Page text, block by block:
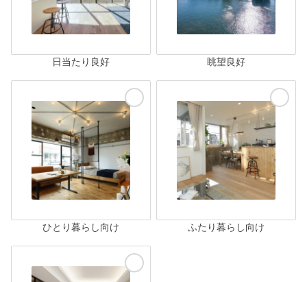
日当たり良好 眺望良好
ひとり暮らし向け ふたり暮らし向け